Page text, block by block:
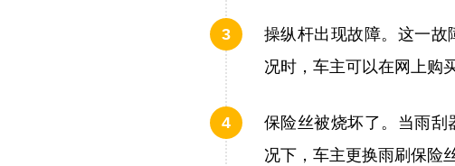
操纵杆出现故障。这一
况时，车主可以在网上购
保险丝被烧坏了。当雨
况下，车主更换雨刷保险